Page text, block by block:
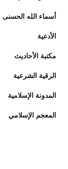
أسماء الله الحسنى
الأدعية
مكتبة الأحاديث
الرقية الشرعية
المدونة الإسلامية
المعجم الإسلامي